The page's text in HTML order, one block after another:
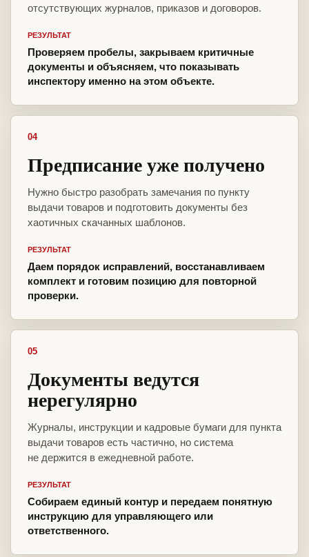
отсутствующих журналов, приказов и договоров.
РЕЗУЛЬТАТ
Проверяем пробелы, закрываем критичные
документы и объясняем, что показывать
инспектору именно на этом объекте.
04
Предписание уже получено
Нужно быстро разобрать замечания по пункту
выдачи товаров и подготовить документы без
хаотичных скачанных шаблонов.
РЕЗУЛЬТАТ
Даем порядок исправлений, восстанавливаем
комплект и готовим позицию для повторной
проверки.
05
Документы ведутся
нерегулярно
Журналы, инструкции и кадровые бумаги для пункта
выдачи товаров есть частично, но система
не держится в ежедневной работе.
РЕЗУЛЬТАТ
Собираем единый контур и передаем понятную
инструкцию для управляющего или
ответственного.